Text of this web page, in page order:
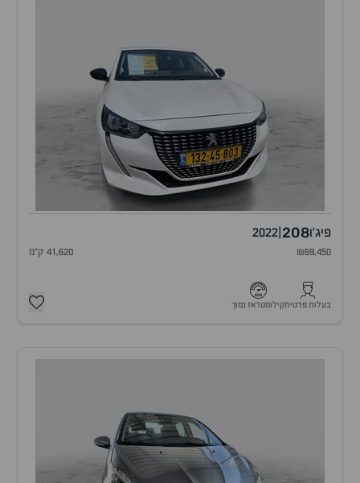
פיג'ו208
2022
₪69,450 41,620 ק"מ
בעלות פרטיתקילומטראז נמוך